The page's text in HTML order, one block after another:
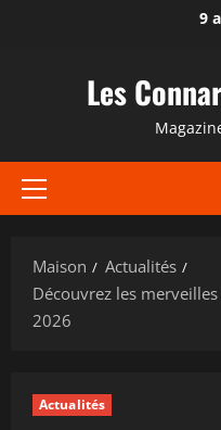
9
Les
Menu
Maison
Actualités
Découvrez les
2026
Actualités